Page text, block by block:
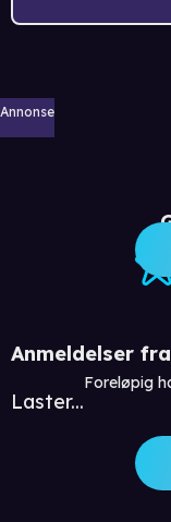
Annonse
Anmeldelser
Laster...
Foreløpig